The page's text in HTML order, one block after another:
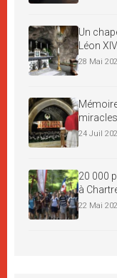
Un
Léon XIV
28 Mai
miracles
24 Juil
20 000
à
22 Mai